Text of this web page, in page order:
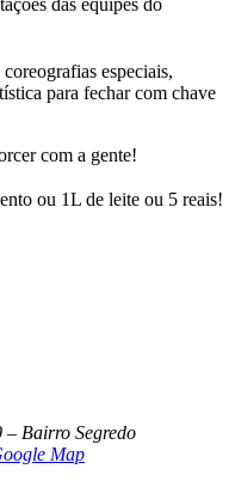
das equipes do
especiais,
para fechar com chave
com a gente!
ou 1L de leite ou 5 reais!
– Bairro Segredo
Map